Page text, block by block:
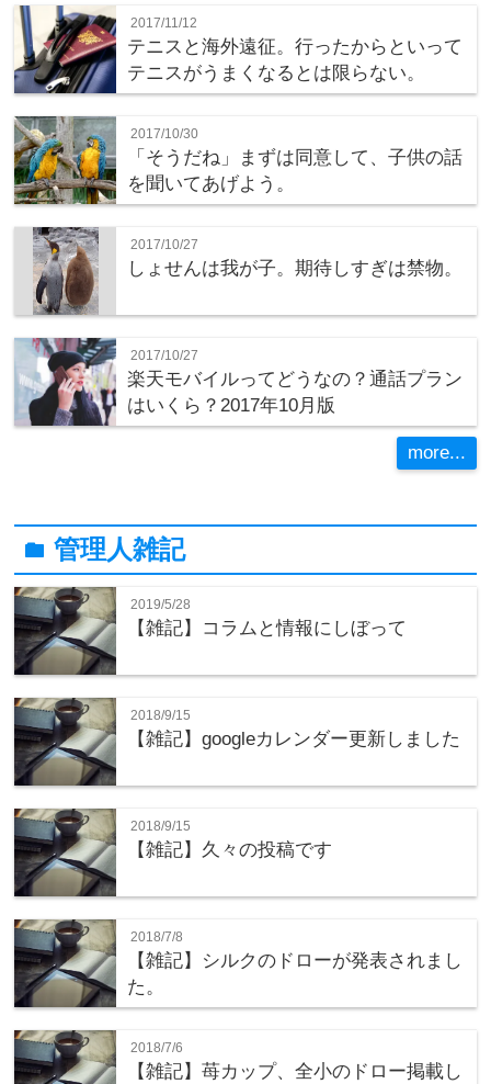
2017/11/12
テニスと海外遠征。行ったからといって
テニスがうまくなるとは限らない。
2017/10/30
「そうだね」まずは同意して、子供の話
を聞いてあげよう。
2017/10/27
しょせんは我が子。期待しすぎは禁物。
2017/10/27
楽天モバイルってどうなの？通話プラン
はいくら？2017年10月版
more...
folder管理人雑記
2019/5/28
【雑記】コラムと情報にしぼって
2018/9/15
【雑記】googleカレンダー更新しました
2018/9/15
【雑記】久々の投稿です
2018/7/8
【雑記】シルクのドローが発表されまし
た。
2018/7/6
【雑記】苺カップ、全小のドロー掲載し